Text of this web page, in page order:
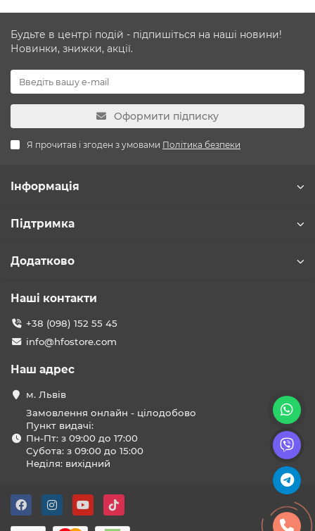
Будьте в центрі подій - підпишіться на наші новини!
Новинки, знижки, акції.
Оформити підписку
Я прочитав і згоден з умовами Політика безпеки
Інформація
Підтримка
Додатково
Наші контакти
+38 (098) 152 55 45
info@hfostore.com
Наш адрес
м. Львів
Замовлення онлайн - цілодобово
Пункт видачі:
Пн-Пт: з 09:00 до 17:00
Субота: з 09:00 до 15:00
Неділя: вихідний